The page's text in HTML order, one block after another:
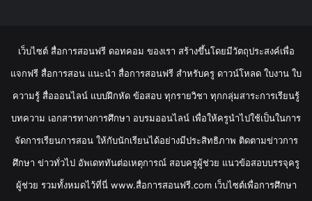
เว็บไซต์ สื่อการสอนฟรี ดอทคอม ของเรา สร้างขึ้นโดยมีวัตถุประสงค์เพื่อ
แจกฟรี สื่อการสอน แนะนำ สื่อการสอนฟรี สำหรับครู ดาวน์โหลด ใบงาน ใบ
ความรู้ สื่อออนไลน์ แบบฝึกหัด ข้อสอบ ทุกรายวิชา ทุกกลุ่มสาระการเรียนรู้
บทความ เอกสารทางการศึกษา อบรมออนไลน์ เพื่อให้ครูนำไปใช้เป็นในการ
จัดการเรียนการสอน ให้กับนักเรียนได้อย่างมีประสิทธิภาพ ติดตามข่าวการ
ศึกษา ข่าวทั่วไป อัพเดททันต่อเหตุการณ์ สอบครูผู้ช่วย แนวข้อสอบบรรจุครู
ผู้ช่วย รวมทั้งหมดไว้ที่นี่ www.สื่อการสอนฟรี.com เว็บไซต์เพื่อการศึกษา